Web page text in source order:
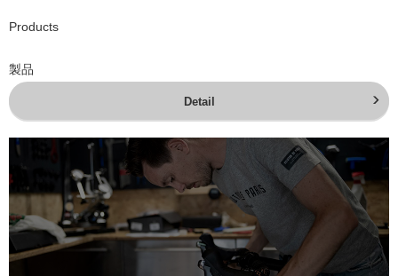
Products
製品
Detail